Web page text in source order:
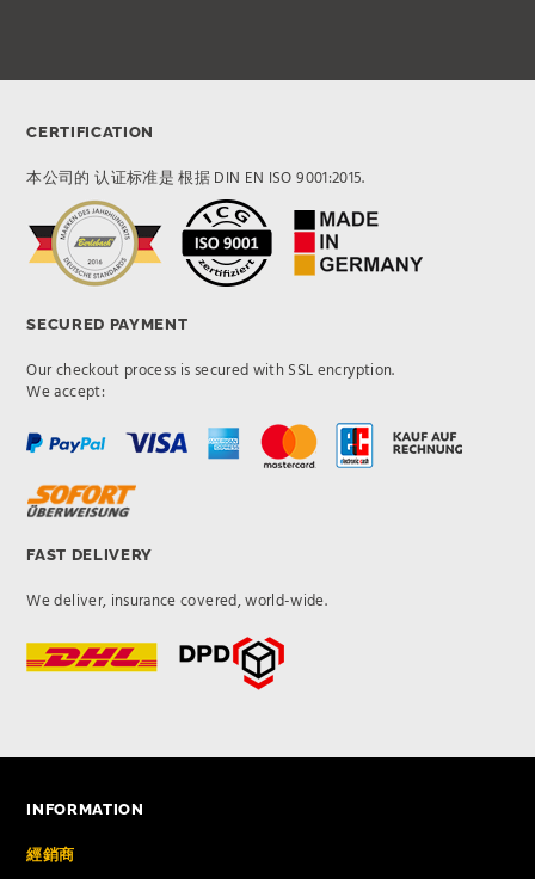
CERTIFICATION
本公司的 认证标准是 根据 DIN EN ISO 9001:2015.
SECURED PAYMENT
Our checkout process is secured with SSL encryption.
We accept:
FAST DELIVERY
We deliver, insurance covered, world-wide.
INFORMATION
經銷商